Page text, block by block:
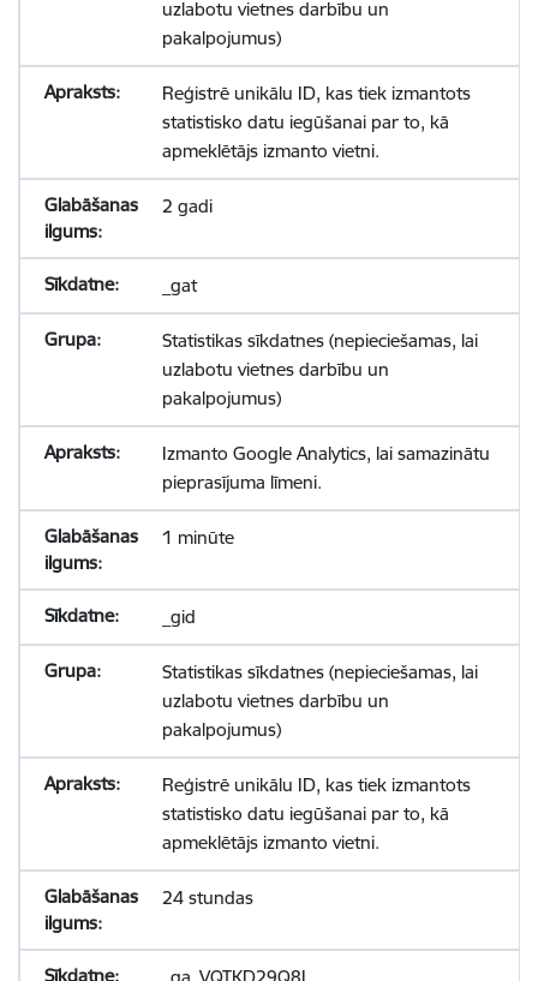
uzlabotu vietnes darbību un
pakalpojumus)
Reģistrē unikālu ID, kas tiek izmantots
statistisko datu iegūšanai par to, kā
apmeklētājs izmanto vietni.
2 gadi
_gat
Statistikas sīkdatnes (nepieciešamas, lai
uzlabotu vietnes darbību un
pakalpojumus)
Izmanto Google Analytics, lai samazinātu
pieprasījuma līmeni.
1 minūte
_gid
Statistikas sīkdatnes (nepieciešamas, lai
uzlabotu vietnes darbību un
pakalpojumus)
Reģistrē unikālu ID, kas tiek izmantots
statistisko datu iegūšanai par to, kā
apmeklētājs izmanto vietni.
24 stundas